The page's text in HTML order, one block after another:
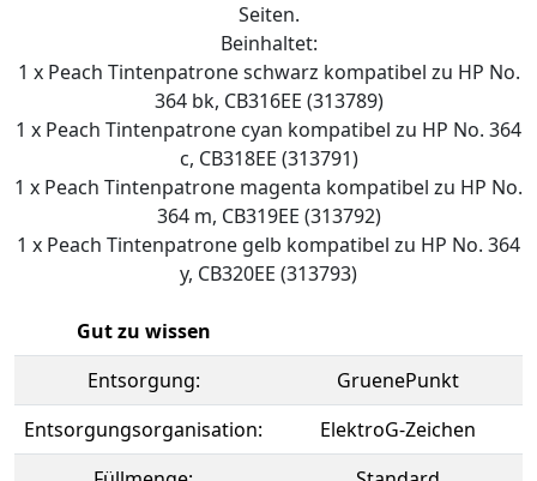
Seiten.
Beinhaltet:
1 x Peach Tintenpatrone schwarz kompatibel zu HP No.
364 bk, CB316EE (313789)
1 x Peach Tintenpatrone cyan kompatibel zu HP No. 364
c, CB318EE (313791)
1 x Peach Tintenpatrone magenta kompatibel zu HP No.
364 m, CB319EE (313792)
1 x Peach Tintenpatrone gelb kompatibel zu HP No. 364
y, CB320EE (313793)
Gut zu wissen
Entsorgung:
GruenePunkt
Entsorgungsorganisation:
ElektroG-Zeichen